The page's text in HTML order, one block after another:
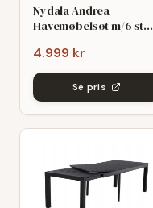
Nydala Andrea
Havemøbelsøt m/6 stole
grø
4.999 kr
Se pris